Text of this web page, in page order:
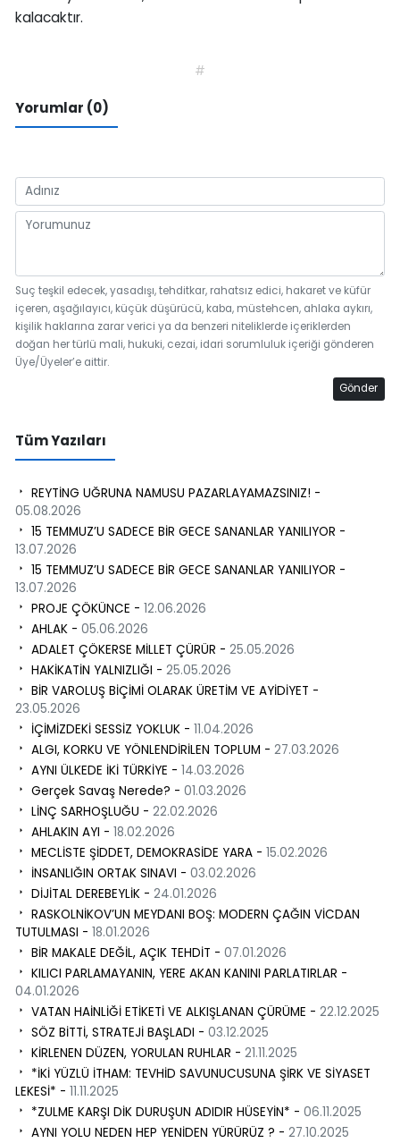
kalacaktır.
#
Yorumlar (0)
Suç teşkil edecek, yasadışı, tehditkar, rahatsız edici, hakaret ve küfür
içeren, aşağılayıcı, küçük düşürücü, kaba, müstehcen, ahlaka aykırı,
kişilik haklarına zarar verici ya da benzeri niteliklerde içeriklerden
doğan her türlü mali, hukuki, cezai, idari sorumluluk içeriği gönderen
Üye/Üyeler’e aittir.
Gönder
Tüm Yazıları
REYTİNG UĞRUNA NAMUSU PAZARLAYAMAZSINIZ! -
05.08.2026
15 TEMMUZ’U SADECE BİR GECE SANANLAR YANILIYOR -
13.07.2026
15 TEMMUZ’U SADECE BİR GECE SANANLAR YANILIYOR -
13.07.2026
PROJE ÇÖKÜNCE - 12.06.2026
AHLAK - 05.06.2026
ADALET ÇÖKERSE MİLLET ÇÜRÜR - 25.05.2026
HAKİKATİN YALNIZLIĞI - 25.05.2026
BİR VAROLUŞ BİÇİMİ OLARAK ÜRETİM VE AYİDİYET -
23.05.2026
İÇİMİZDEKİ SESSİZ YOKLUK - 11.04.2026
ALGI, KORKU VE YÖNLENDİRİLEN TOPLUM - 27.03.2026
AYNI ÜLKEDE İKİ TÜRKİYE - 14.03.2026
Gerçek Savaş Nerede? - 01.03.2026
LİNÇ SARHOŞLUĞU - 22.02.2026
AHLAKIN AYI - 18.02.2026
MECLİSTE ŞİDDET, DEMOKRASİDE YARA - 15.02.2026
İNSANLIĞIN ORTAK SINAVI - 03.02.2026
DİJİTAL DEREBEYLİK - 24.01.2026
RASKOLNİKOV’UN MEYDANI BOŞ: MODERN ÇAĞIN VİCDAN
TUTULMASI - 18.01.2026
BİR MAKALE DEĞİL, AÇIK TEHDİT - 07.01.2026
KILICI PARLAMAYANIN, YERE AKAN KANINI PARLATIRLAR -
04.01.2026
VATAN HAİNLİĞİ ETİKETİ VE ALKIŞLANAN ÇÜRÜME - 22.12.2025
SÖZ BİTTİ, STRATEJİ BAŞLADI - 03.12.2025
KİRLENEN DÜZEN, YORULAN RUHLAR - 21.11.2025
*İKİ YÜZLÜ İTHAM: TEVHİD SAVUNUCUSUNA ŞİRK VE SİYASET
LEKESİ* - 11.11.2025
*ZULME KARŞI DİK DURUŞUN ADIDIR HÜSEYİN* - 06.11.2025
AYNI YOLU NEDEN HEP YENİDEN YÜRÜRÜZ ? - 27.10.2025